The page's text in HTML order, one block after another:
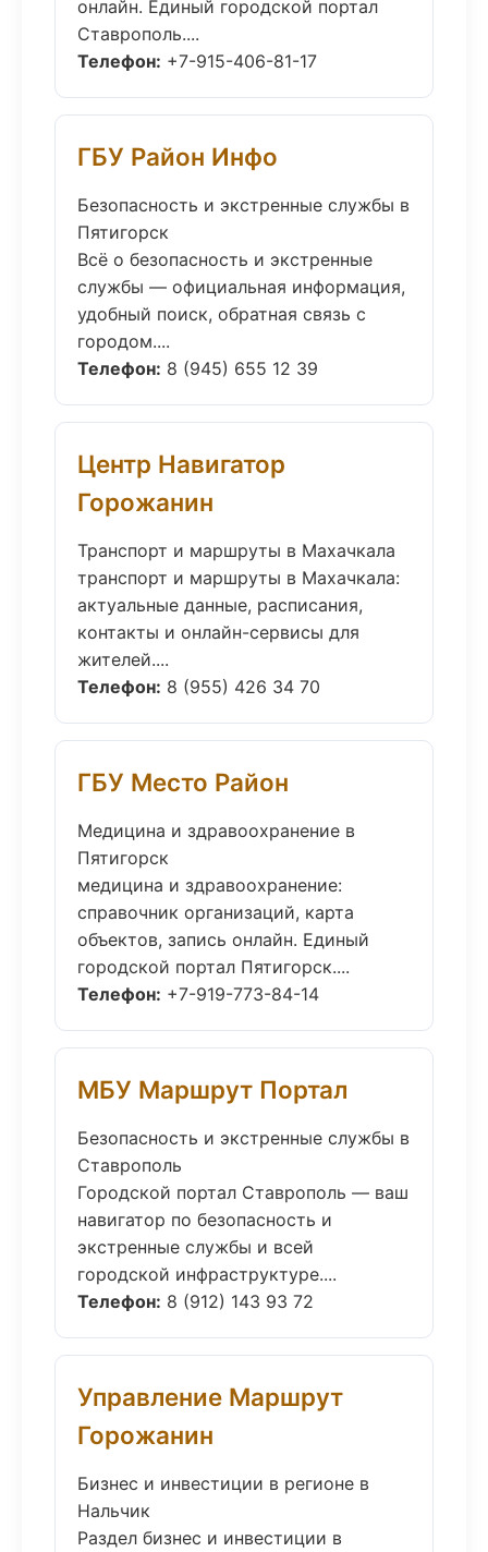
онлайн. Единый городской портал
Ставрополь....
Телефон: +7-915-406-81-17
ГБУ Район Инфо
Безопасность и экстренные службы в
Пятигорск
Всё о безопасность и экстренные
службы — официальная информация,
удобный поиск, обратная связь с
городом....
Телефон: 8 (945) 655 12 39
Центр Навигатор
Горожанин
Транспорт и маршруты в Махачкала
транспорт и маршруты в Махачкала:
актуальные данные, расписания,
контакты и онлайн-сервисы для
жителей....
Телефон: 8 (955) 426 34 70
ГБУ Место Район
Медицина и здравоохранение в
Пятигорск
медицина и здравоохранение:
справочник организаций, карта
объектов, запись онлайн. Единый
городской портал Пятигорск....
Телефон: +7-919-773-84-14
МБУ Маршрут Портал
Безопасность и экстренные службы в
Ставрополь
Городской портал Ставрополь — ваш
навигатор по безопасность и
экстренные службы и всей
городской инфраструктуре....
Телефон: 8 (912) 143 93 72
Управление Маршрут
Горожанин
Бизнес и инвестиции в регионе в
Нальчик
Раздел бизнес и инвестиции в